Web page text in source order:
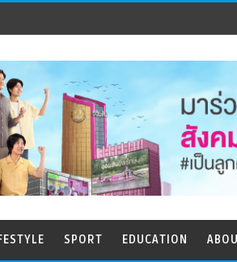
SPORT EDUCATION